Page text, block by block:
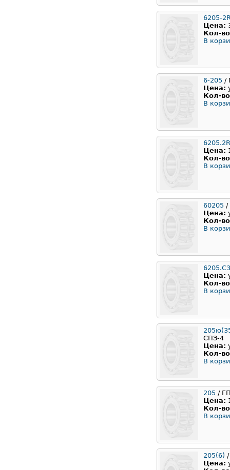
6205-
Цена:
Кол-
В
6-205 /
Цена:
Кол-
В
Цена:
Кол-
В
60205 /
Цена:
Кол-
В
6205.C3
Цена:
Кол-
В
СПЗ-4
Цена:
Кол-
В
205 /
Цена:
Кол-
В
205(6)
Цена: